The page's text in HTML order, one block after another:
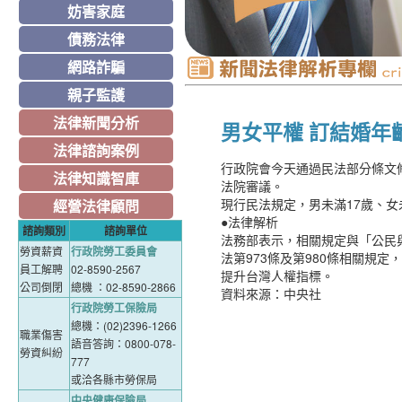
妨害家庭
債務法律
網路詐騙
親子監護
法律新聞分析
法律諮詢案例
法律知識智庫
經營法律顧問
諮詢類別 諮詢單位
勞資薪資
員工解聘
公司倒閉
行政院勞工委員會
02-8590-2567
總機 ：02-8590-2866
職業傷害
勞資糾紛
行政院勞工保險局
總機：(02)2396-1266
語音答詢：0800-078-
777
或洽各縣市勞保局
男女平權 訂結婚年
行政院會今天通過民法部分條
法院審議。
現行民法規定，男未滿17歲、
●法律解析
法務部表示，相關規定與「公
法第973條及第980條相關規定
提升台灣人權指標。
資料來源：中央社